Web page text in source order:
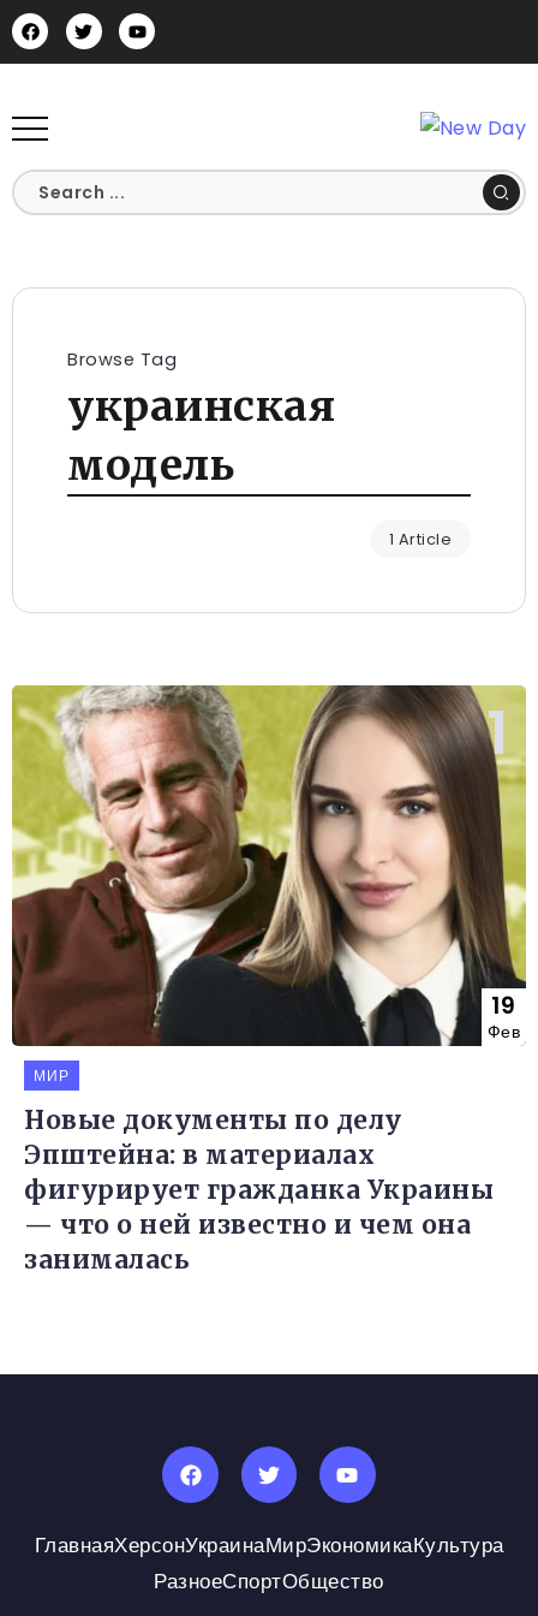
Browse Tag
украинская
модель
1 Article
19
Фев
МИР
Новые документы по делу
Эпштейна: в материалах
фигурирует гражданка Украины
— что о ней известно и чем она
занималась
ГлавнаяХерсонУкраинаМирЭкономикаКультура
РазноеСпортОбщество